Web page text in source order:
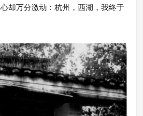
却万分激动：杭州，西湖，我终于